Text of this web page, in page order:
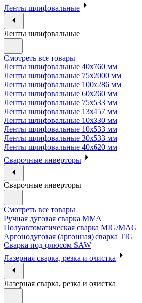
Ленты шлифовальные
Ленты шлифовальные
Смотреть все товары
Ленты шлифовальные 40х760 мм
Ленты шлифовальные 75х2000 мм
Ленты шлифовальные 100х286 мм
Ленты шлифовальные 60х260 мм
Ленты шлифовальные 75х533 мм
Ленты шлифовальные 13х457 мм
Ленты шлифовальные 10х330 мм
Ленты шлифовальные 10х533 мм
Ленты шлифовальные 30х533 мм
Ленты шлифовальные 40х620 мм
Сварочные инверторы
Сварочные инверторы
Смотреть все товары
Ручная дуговая сварка MMA
Полуавтоматическая сварка MIG/MAG
Аргонодуговая (аргонная) сварка TIG
Сварка под флюсом SAW
Лазерная сварка, резка и очистка
Лазерная сварка, резка и очистка